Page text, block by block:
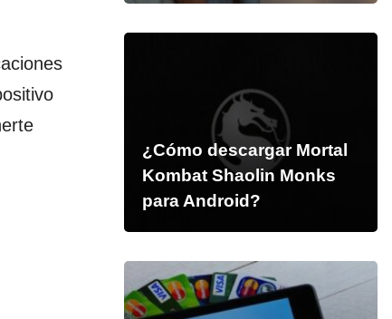
¿Cómo descargar Mortal
Kombat Shaolin Monks
para Android?